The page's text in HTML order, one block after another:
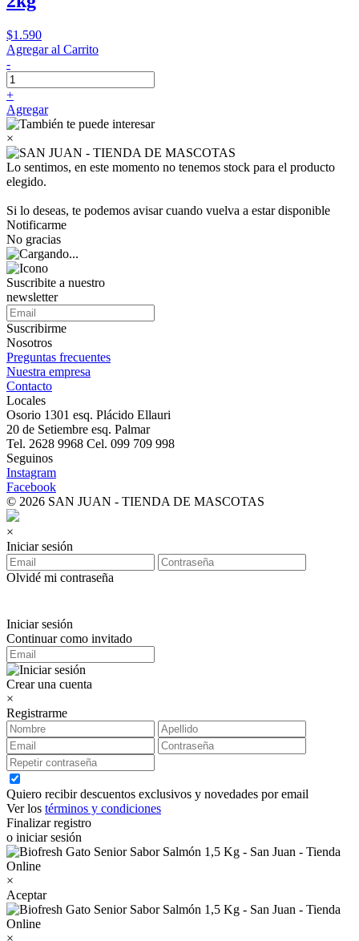
$1.590
Agregar al Carrito
-
+
Agregar
×
Lo sentimos, en este momento no tenemos stock para el producto
elegido.
Si lo deseas, te podemos avisar cuando vuelva a estar disponible
Notificarme
No gracias
Suscribite a nuestro
newsletter
Suscribirme
Nosotros
Preguntas frecuentes
Nuestra empresa
Contacto
Locales
Osorio 1301 esq. Plácido Ellauri
20 de Setiembre esq. Palmar
Tel. 2628 9968 Cel. 099 709 998
Seguinos
Instagram
Facebook
© 2026 SAN JUAN - TIENDA DE MASCOTAS
×
Iniciar sesión
Olvidé mi contraseña
Iniciar sesión
Continuar como invitado
Crear una cuenta
×
Registrarme
Quiero recibir descuentos exclusivos y novedades por email
Ver los términos y condiciones
Finalizar registro
o iniciar sesión
×
Aceptar
×